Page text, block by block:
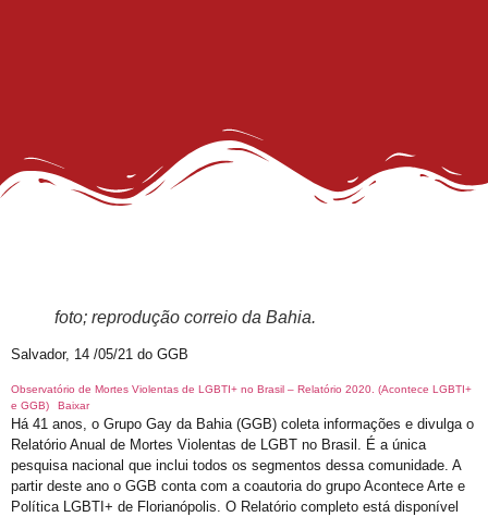
Premiação
Workshop
I Fantasia PetLove do Orgulho
Salvador Capital do Orgulho
Festa Literária
Apenas Um Passo
21º Orgulho LGBT+ Bahia Celebra a Juventude
foto; reprodução correio da Bahia.
Salvador, 14 /05/21 do GGB
Observatório de Mortes Violentas de LGBTI+ no Brasil – Relatório 2020. (Acontece LGBTI+
e GGB)
Baixar
Há 41 anos, o Grupo Gay da Bahia (GGB) coleta informações e divulga o
Relatório Anual de Mortes Violentas de LGBT no Brasil. É a única
pesquisa nacional que inclui todos os segmentos dessa comunidade. A
partir deste ano o GGB conta com a coautoria do grupo Acontece Arte e
Política LGBTI+ de Florianópolis. O Relatório completo está disponível